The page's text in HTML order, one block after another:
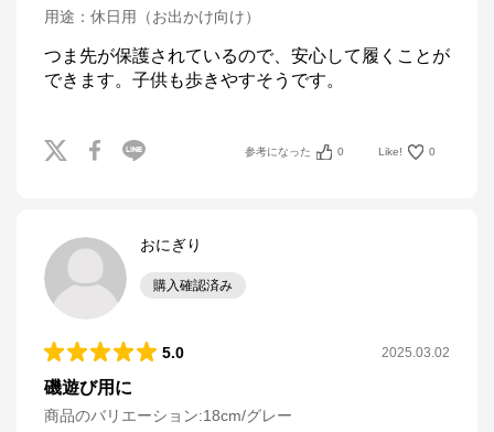
用途 ： 休日用（お出かけ向け）
つま先が保護されているので、安心して履くことが
できます。子供も歩きやすそうです。
参考になった 0 Like! 0
おにぎり
購入確認済み
5.0 2025.03.02
磯遊び用に
商品のバリエーション:18cm/グレー